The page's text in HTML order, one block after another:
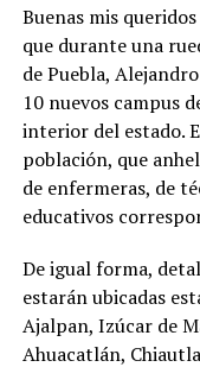
Buenas mis
que durante una
de Puebla,
10 nuevos campus
interior del estado.
población, que
de enfermeras, de
educativos
De igual forma,
estarán ubicadas
Ajalpan, Izúcar de
Ahuacatlán,